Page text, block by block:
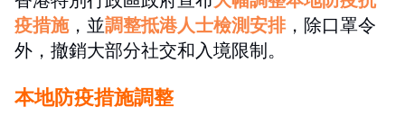
疫措施，並調整抵港人士檢測安排，除口罩令
外，撤銷大部分社交和入境限制。
本地防疫措施調整